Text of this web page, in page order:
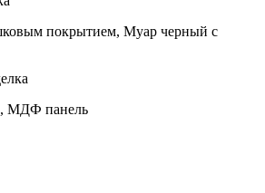
покрытием, Муар черный с
МДФ панель